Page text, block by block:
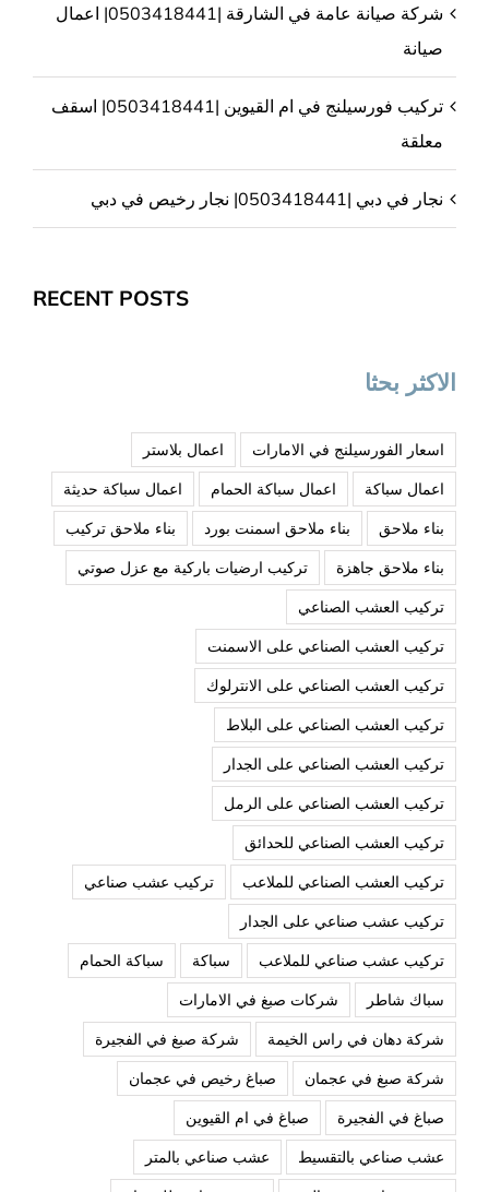
شركة صيانة عامة في الشارقة |0503418441| اعمال
صيانة
تركيب فورسيلنج في ام القيوين |0503418441| اسقف
معلقة
نجار في دبي |0503418441| نجار رخيص في دبي
RECENT POSTS
الاكثر بحثا
اسعار الفورسيلنج في الامارات
اعمال بلاستر
اعمال سباكة
اعمال سباكة الحمام
اعمال سباكة حديثة
بناء ملاحق
بناء ملاحق اسمنت بورد
بناء ملاحق تركيب
بناء ملاحق جاهزة
تركيب ارضيات باركية مع عزل صوتي
تركيب العشب الصناعي
تركيب العشب الصناعي على الاسمنت
تركيب العشب الصناعي على الانترلوك
تركيب العشب الصناعي على البلاط
تركيب العشب الصناعي على الجدار
تركيب العشب الصناعي على الرمل
تركيب العشب الصناعي للحدائق
تركيب العشب الصناعي للملاعب
تركيب عشب صناعي
تركيب عشب صناعي على الجدار
تركيب عشب صناعي للملاعب
سباكة
سباكة الحمام
سباك شاطر
شركات صبغ في الامارات
شركة دهان في راس الخيمة
شركة صبغ في الفجيرة
شركة صبغ في عجمان
صباغ رخيص في عجمان
صباغ في الفجيرة
صباغ في ام القيوين
عشب صناعي بالتقسيط
عشب صناعي بالمتر